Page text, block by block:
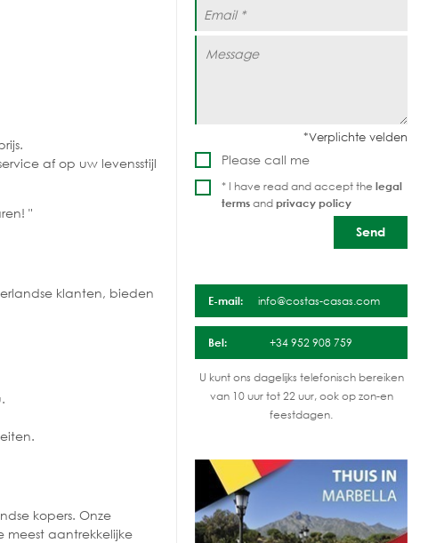
af op uw levensstijl
"
klanten, bieden
kopers. Onze
aantrekkelijke
Please call me
* I have read and accept the legal
termsandprivacy policy
E-mail: info@costas-casas.com
Bel: +34 952 908 759
U kunt ons dagelijks telefonisch bereiken
van 10 uur tot 22 uur, ook op zon-en
feestdagen.